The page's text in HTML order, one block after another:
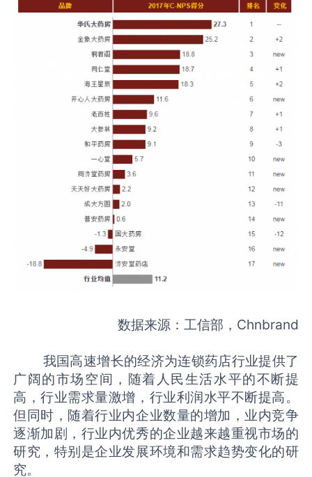
数据来源：工信部，Chnbrand
我国高速增长的经济为连锁药店行业提供了
广阔的市场空间，随着人民生活水平的不断提
高，行业需求量激增，行业利润水平不断提高。
但同时，随着行业内企业数量的增加，业内竞争
逐渐加剧，行业内优秀的企业越来越重视市场的
研究，特别是企业发展环境和需求趋势变化的研
究。